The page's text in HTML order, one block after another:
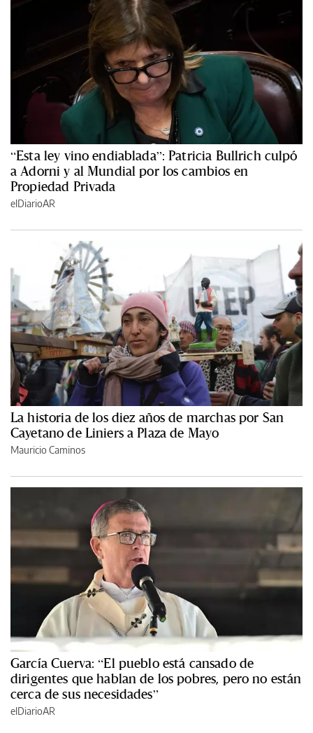
“Esta ley vino endiablada”: Patricia Bullrich culpó
a Adorni y al Mundial por los cambios en
Propiedad Privada
elDiarioAR
La historia de los diez años de marchas por San
Cayetano de Liniers a Plaza de Mayo
Mauricio Caminos
García Cuerva: “El pueblo está cansado de
dirigentes que hablan de los pobres, pero no están
cerca de sus necesidades”
elDiarioAR